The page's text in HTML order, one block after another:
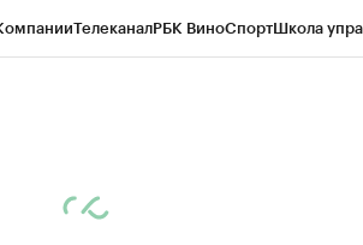
ТелеканалРБК ВиноСпортШкола